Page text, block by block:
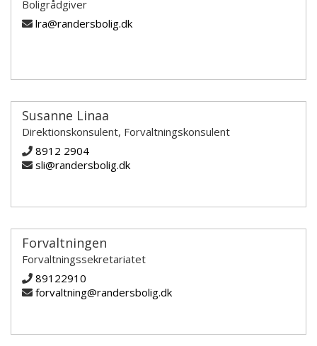
Boligrådgiver
lra@randersbolig.dk
Susanne Linaa
Direktionskonsulent, Forvaltningskonsulent
8912 2904
sli@randersbolig.dk
Forvaltningen
Forvaltningssekretariatet
89122910
forvaltning@randersbolig.dk